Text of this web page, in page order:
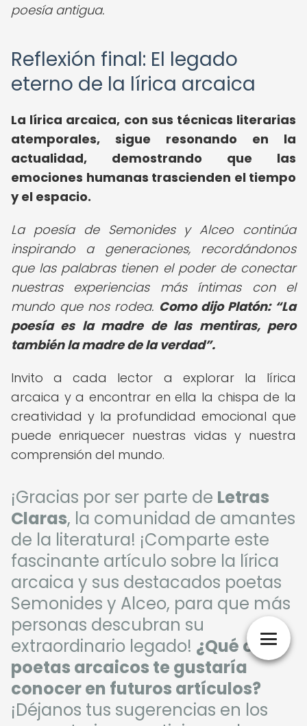
poesía antigua.
Reflexión final: El legado
eterno de la lírica arcaica
La lírica arcaica, con sus técnicas literarias
atemporales, sigue resonando en la
actualidad, demostrando que las
emociones humanas trascienden el tiempo
y el espacio.
La poesía de Semonides y Alceo continúa
inspirando a generaciones, recordándonos
que las palabras tienen el poder de conectar
nuestras experiencias más íntimas con el
mundo que nos rodea. Como dijo Platón: La
poesía es la madre de las mentiras, pero
también la madre de la verdad .
Invito a cada lector a explorar la lírica
arcaica y a encontrar en ella la chispa de la
creatividad y la profundidad emocional que
puede enriquecer nuestras vidas y nuestra
comprensión del mundo.
¡Gracias por ser parte de Letras
Claras, la comunidad de amantes
de la literatura! ¡Comparte este
fascinante artículo sobre la lírica
arcaica y sus destacados poetas
Semonides y Alceo, para que más
personas descubran su
extraordinario legado! ¿Qué otros
poetas arcaicos te gustaría
conocer en futuros artículos?
¡Déjanos tus sugerencias en los